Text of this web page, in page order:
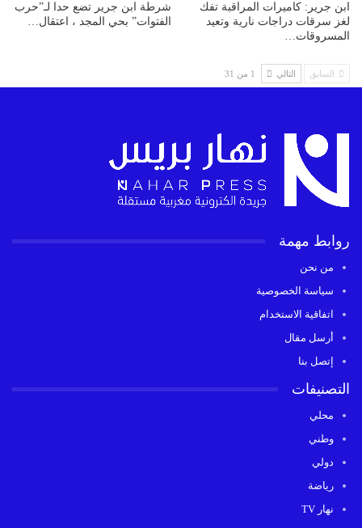
ابن جرير: كاميرات المراقبة تفك
لغز سرقات دراجات نارية وتعيد
المسروقات…
شرطة ابن جرير تضع حدا لـ”حرب
الفتوات” بحي المجد ، اعتقال…
السابق التالي 1 من 31
روابط مهمة
من نحن
سياسة الخصوصية
اتفاقية الاستخدام
أرسل مقال
إتصل بنا
التصنيفات
محلي
وطني
دولي
رياضة
نهار TV